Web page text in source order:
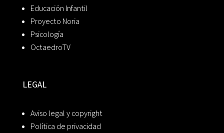
Educación Infantil
Proyecto Noria
Psicología
OctaedroTV
LEGAL
Aviso legal y copyright
Política de privacidad